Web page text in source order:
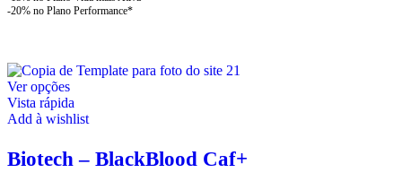
on
Ver opçõesThis
product
has
variants.
The
Vista rápida
Add à wishlist
Biotech – BlackBlood Caf+